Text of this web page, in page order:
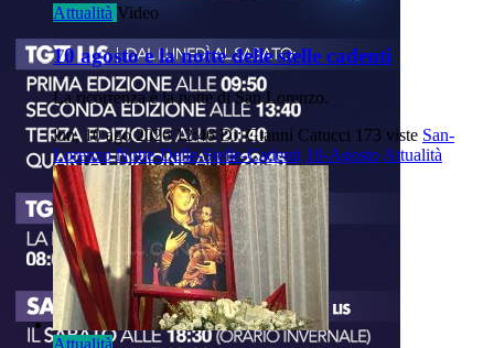
Attualità Video
10 agosto e la notte delle stelle cadenti
La ricorrenza è la notte di San Lorenzo.
lun, 10 ago 2026 12:46 Di: Gianni Catucci 173 viste San-
Lorenzo Notte-Delle-Stelle-Cadenti 10-Agosto Attualità